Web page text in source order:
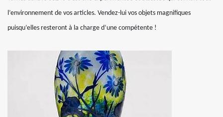
l’environnement de vos articles. Vendez-lui vos objets magnifiques
puisqu’elles resteront à la charge d’une compétente !